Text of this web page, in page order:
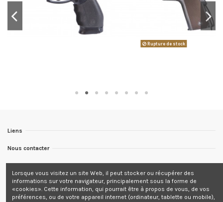
Rupture de stock
Liens
Nous contacter
Newsletter
Lorsque vous visitez un site Web, il peut stocker ou récupérer des
informations sur votre navigateur, principalement sous la forme de
«cookies». Cette information, qui pourrait être à propos de vous, de vos
préférences, ou de votre appareil internet (ordinateur, tablette ou mobile),